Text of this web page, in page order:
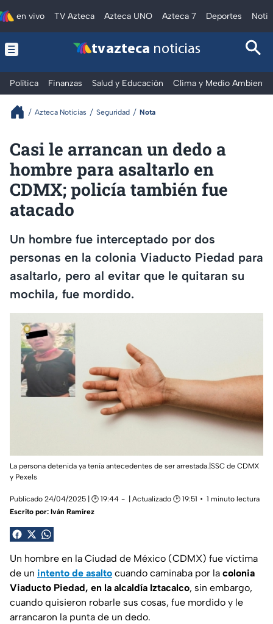
en vivo TV Azteca Azteca UNO Azteca 7 Deportes
tv azteca noticias
Política Finanzas Salud y Educación Clima y Medio Ambiente
Azteca Noticias Seguridad Nota
Casi le arrancan un dedo a
hombre para asaltarlo en
CDMX; policía también fue
atacado
Un hombre fue interceptado por dos
personas en la colonia Viaducto Piedad para
asaltarlo, pero al evitar que le quitaran su
mochila, fue mordido.
La persona detenida ya tenía antecedentes de ser arrestada.|SSC de CDMX
y Pexels
Publicado 24/04/2025 | 🕑 19:44 | Actualizado 🕑 19:51
1 minuto lectura
Escrito por: Iván Ramírez
Un hombre en la Ciudad de México (CDMX) fue víctima
de un intento de asalto cuando caminaba por la colonia
Viaducto Piedad, en la alcaldía Iztacalco, sin embargo,
cuando quisieron robarle sus cosas, fue mordido y le
arrancaron la punta de un dedo.